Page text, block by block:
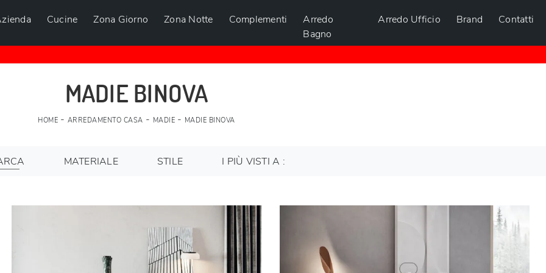
Cucine Zona Giorno Zona Notte Complementi
Arredo
Bagno
Arredo Ufficio Brand Contatti
MADIE BINOVA
HOME - ARREDAMENTO CASA - MADIE - MADIE BINOVA
MATERIALE STILE I PIÙ VISTI A :